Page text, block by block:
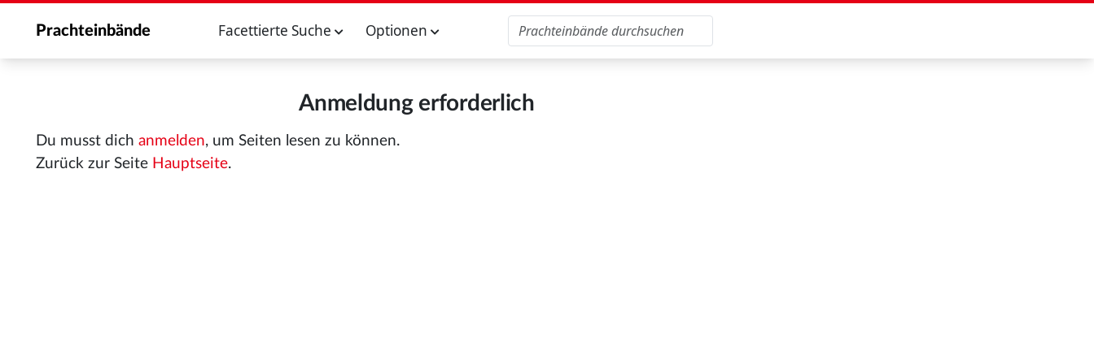
Prachteinbände Facettierte Suche Optionen
Anmeldung erforderlich
Du musst dich anmelden, um Seiten lesen zu können.
Zurück zur Seite Hauptseite.